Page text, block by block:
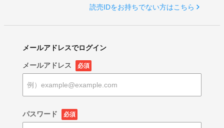
読売IDをお持ちでない方はこちら
メールアドレスでログイン
メールアドレス 必須
パスワード 必須